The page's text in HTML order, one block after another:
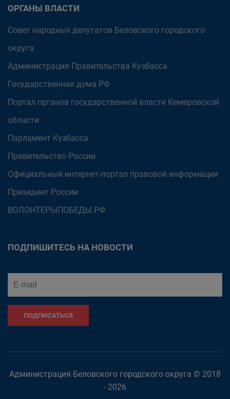
ОРГАНЫ ВЛАСТИ
Совет народных депутатов Беловского городского
округа
Администрация Правительства Кузбасса
Государственная дума РФ
Портал органов государственной власти Кемеровской
области
Парламент Кузбасса
Правительство России
Официальный интернет-портал правовой информации
Президент России
ВОЛОНТЕРЫПОБЕДЫ.РФ
ПОДПИШИТЕСЬ НА НОВОСТИ
ПОДПИСАТЬСЯ
Администрация Беловского городского округа © 2018
- 2026